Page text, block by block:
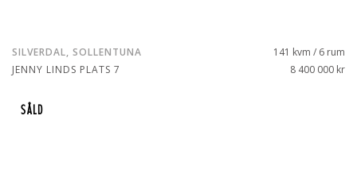
SILVERDAL, SOLLENTUNA
JENNY LINDS PLATS 7
141 kvm / 6 rum
8 400 000 kr
SÅLD